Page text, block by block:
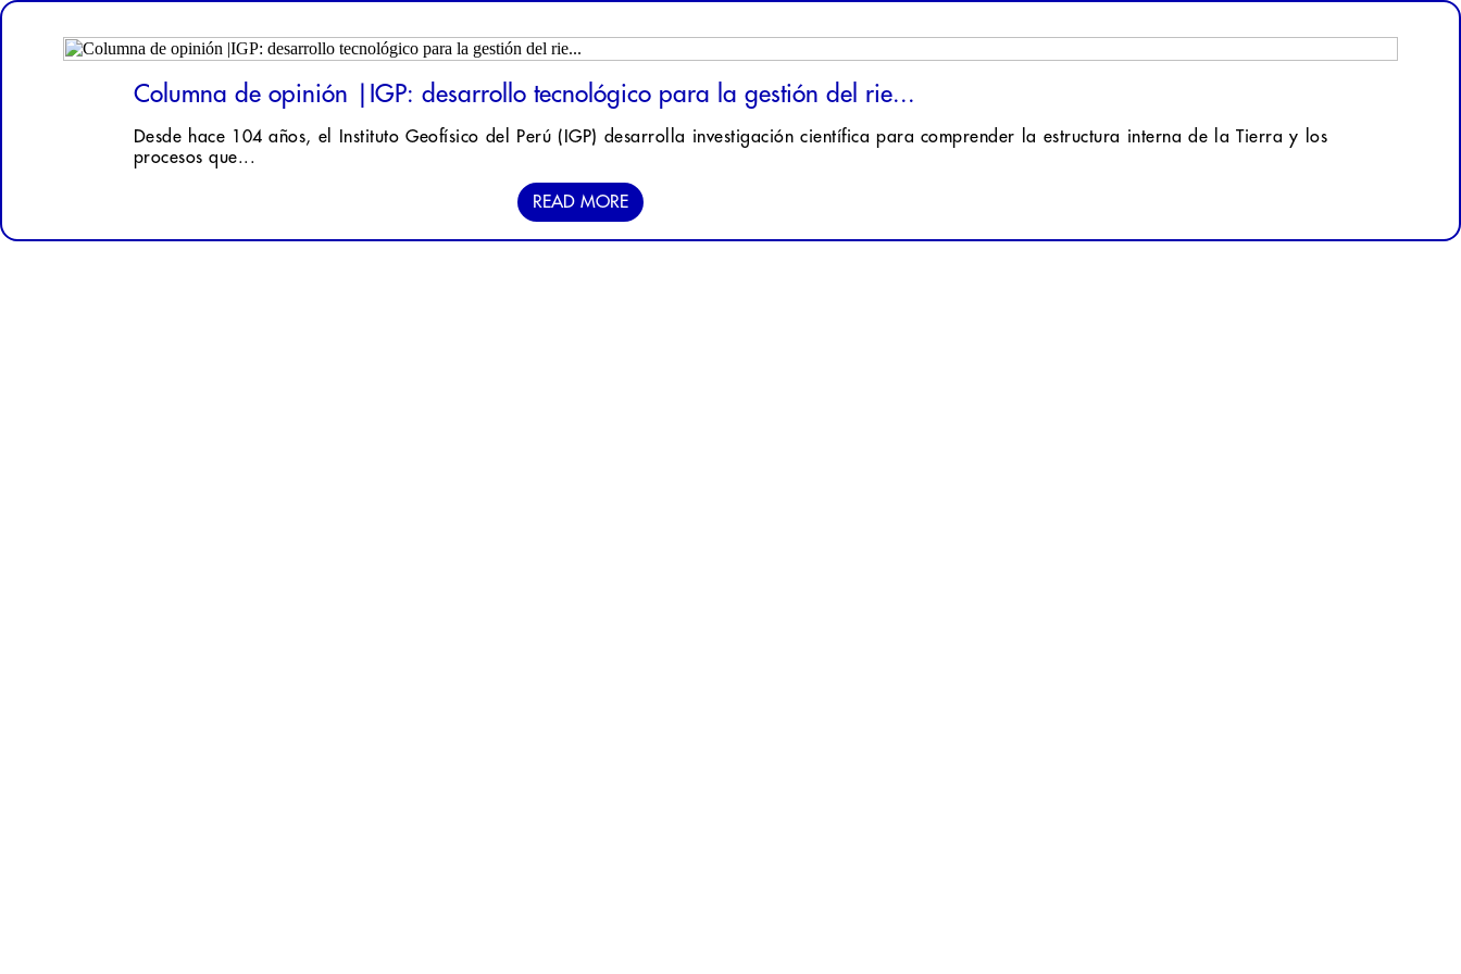
Columna de opinión |IGP: desarrollo tecnológico para la gestión del rie...
Desde hace 104 años, el Instituto Geofísico del Perú (IGP) desarrolla investigación científica para comprender la estructura interna de la Tierra y los
procesos que...
READ MORE